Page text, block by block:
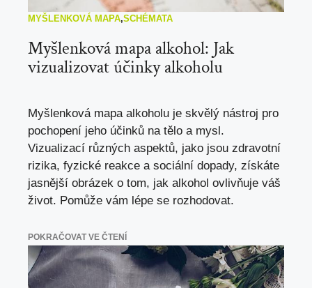
MYŠLENKOVÁ MAPA,SCHÉMATA
Myšlenková mapa alkohol: Jak
vizualizovat účinky alkoholu
Myšlenková mapa alkoholu je skvělý nástroj pro
pochopení jeho účinků na tělo a mysl.
Vizualizací různých aspektů, jako jsou zdravotní
rizika, fyzické reakce a sociální dopady, získáte
jasnější obrázek o tom, jak alkohol ovlivňuje váš
život. Pomůže vám lépe se rozhodovat.
POKRAČOVAT VE ČTENÍ